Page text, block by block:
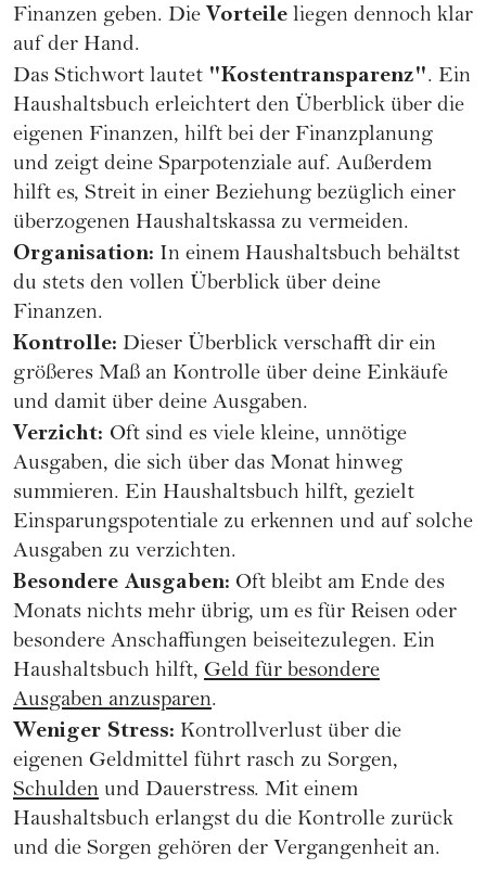
Finanzen geben. Die Vorteile liegen dennoch klar
auf der Hand.
Das Stichwort lautet "Kostentransparenz". Ein
Haushaltsbuch erleichtert den Überblick über die
eigenen Finanzen, hilft bei der Finanzplanung
und zeigt deine Sparpotenziale auf. Außerdem
hilft es, Streit in einer Beziehung bezüglich einer
überzogenen Haushaltskassa zu vermeiden.
Organisation: In einem Haushaltsbuch behältst
du stets den vollen Überblick über deine
Finanzen.
Kontrolle: Dieser Überblick verschafft dir ein
größeres Maß an Kontrolle über deine Einkäufe
und damit über deine Ausgaben.
Verzicht: Oft sind es viele kleine, unnötige
Ausgaben, die sich über das Monat hinweg
summieren. Ein Haushaltsbuch hilft, gezielt
Einsparungspotentiale zu erkennen und auf solche
Ausgaben zu verzichten.
Besondere Ausgaben: Oft bleibt am Ende des
Monats nichts mehr übrig, um es für Reisen oder
besondere Anschaffungen beiseitezulegen. Ein
Haushaltsbuch hilft, Geld für besondere
Ausgaben anzusparen.
Weniger Stress: Kontrollverlust über die
eigenen Geldmittel führt rasch zu Sorgen,
Schulden und Dauerstress. Mit einem
Haushaltsbuch erlangst du die Kontrolle zurück
und die Sorgen gehören der Vergangenheit an.